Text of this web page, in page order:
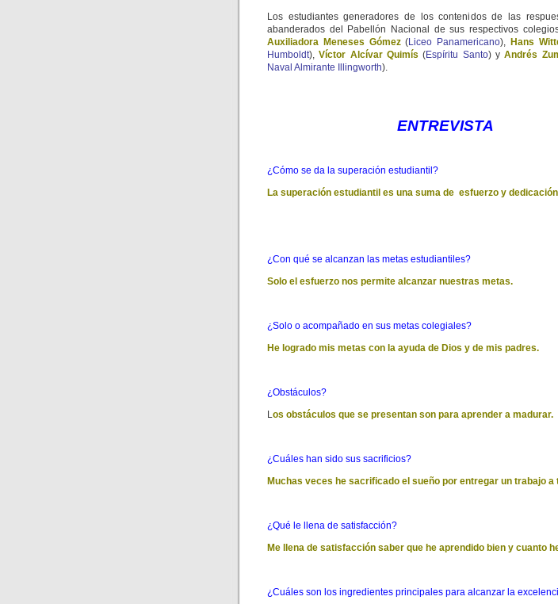
Los estudiantes generadores de los contenidos de las
abanderados del Pabellón Nacional de sus respectivos
Auxiliadora Meneses Gómez (Liceo Panamericano), Hans
Humboldt),Víctor Alcívar Quimís (Espíritu Santo) yAndrés
Naval Almirante Illingworth).
ENTREVISTA
¿Cómo se da la superación estudiantil?
La superación estudiantil es una suma de esfuerzo y
¿Con qué se alcanzan las metas estudiantiles?
Solo el esfuerzo nos permite alcanzar nuestras metas.
¿Solo o acompañado en sus metas colegiales?
He logrado mis metas con la ayuda de Dios y de mis padres.
¿Obstáculos?
Los obstáculos que se presentan son para aprender a madurar.
¿Cuáles han sido sus sacrificios?
Muchas veces he sacrificado el sueño por entregar un trabajo a
¿Qué le llena de satisfacción?
Me llena de satisfacción saber que he aprendido bien y cuanto
¿Cuáles son los ingredientes principales para alcanzar la